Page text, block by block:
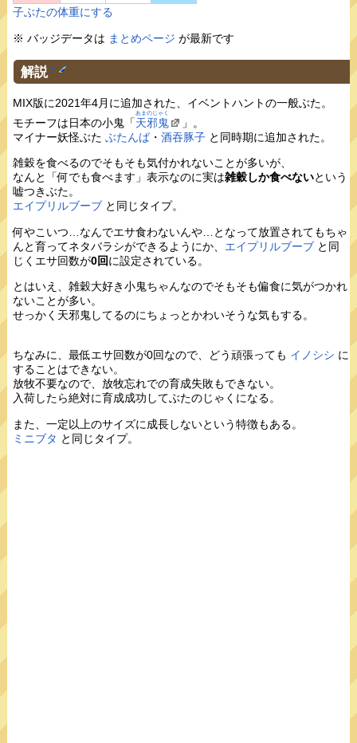
子ぶたの体重にする
※ バッジデータは まとめページ が最新です
解説 †
MIX版に2021年4月に追加された、イベントハントの一般ぶた。
モチーフは日本の小鬼「天邪鬼
あまのじゃく
」。
マイナー妖怪ぶたぶたんば ・酒吞豚子 と同時期に追加された。
雑穀を食べるのでそもそも気付かれないことが多いが、
なんと「何でも食べます」表示なのに実は雑穀しか食べないという
嘘つきぶた。
エイプリルブーブ と同じタイプ。
何やこいつ…なんでエサ食わないんや…となって放置されてもちゃ
んと育ってネタバラシができるようにか、 エイプリルブーブ と同
じくエサ回数が0回に設定されている。
とはいえ、雑穀大好き小鬼ちゃんなのでそもそも偏食に気がつかれ
ないことが多い。
せっかく天邪鬼してるのにちょっとかわいそうな気もする。
ちなみに、最低エサ回数が0回なので、どう頑張っても イノシシ に
することはできない。
放牧不要なので、放牧忘れでの育成失敗もできない。
入荷したら絶対に育成成功してぶたのじゃくになる。
また、一定以上のサイズに成長しないという特徴もある。
ミニブタ と同じタイプ。